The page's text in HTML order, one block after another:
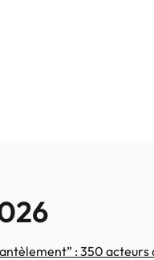
: 350